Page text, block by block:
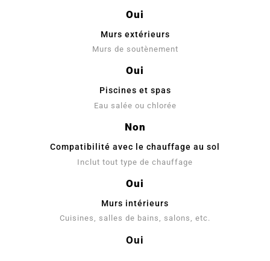
Oui
Murs extérieurs
Murs de soutènement
Oui
Piscines et spas
Eau salée ou chlorée
Non
Compatibilité avec le chauffage au sol
Inclut tout type de chauffage
Oui
Murs intérieurs
Cuisines, salles de bains, salons, etc.
Oui